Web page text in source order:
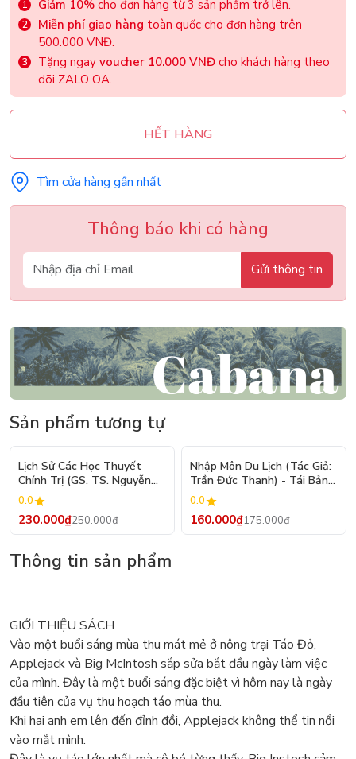
Giảm 10% cho đơn hàng từ 3 sản phẩm trở lên.
Miễn phí giao hàng toàn quốc cho đơn hàng trên
500.000 VNĐ.
Tặng ngay voucher 10.000 VNĐ cho khách hàng theo
dõi ZALO OA.
HẾT HÀNG
Tìm cửa hàng gần nhất
Thông báo khi có hàng
Gửi thông tin
Sản phẩm tương tự
Lịch Sử Các Học Thuyết
Chính Trị (GS. TS. Nguyễn
Đăng Dung)
0.0
230.000₫250.000₫
- 9%
Nhập Môn Du Lịch (Tác Giả:
Trần Đức Thanh) - Tái Bản
2026
0.0
160.000₫175.000₫
Thông tin sản phẩm
GIỚI THIỆU SÁCH
Vào một buổi sáng mùa thu mát mẻ ở nông trại Táo Đỏ,
Applejack và Big McIntosh sắp sửa bắt đầu ngày làm việc
của mình. Đây là một buổi sáng đặc biệt vì hôm nay là ngày
đầu tiên của vụ thu hoạch táo mùa thu.
Khi hai anh em lên đến đỉnh đồi, Applejack không thể tin nổi
vào mắt mình.